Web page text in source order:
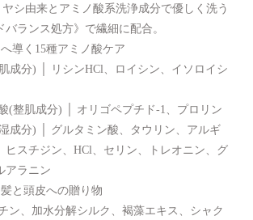
シ由来とアミノ酸系洗浄成分で優しく洗う
ランス処方》で繊細に配合。
導く15種アミノ酸ケア
成分) │ リシンHCl、ロイシン、イソロイシ
(整肌成分) │ オリゴペプチド-1、プロリン
成分) │ グルタミン酸、タウリン、アルギ
ヒスチジン、HCl、セリン、トレオニン、グ
アラニン
と頭皮への贈り物
ン、加水分解シルク、褐藻エキス、シャク